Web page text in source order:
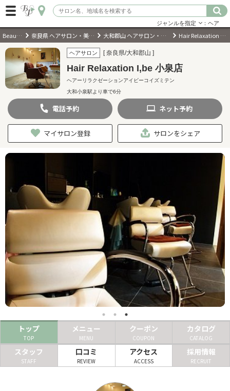
ログイン
会員登録（無料）
キーワード検索
ジャンルを選択
キーワードで検索
近くのサロンを探す
現在地から探す
ヘアサロン
ネイルサロン
まつげサロン
リラクゼーションサロン
美容クリニック
ジャンルを指定 ：ヘア
BeautyPark 奈良県 ヘアサロン・美容室・美容院 大和郡山 ヘアサロン・美容室・美容院 Hair Relaxation I,be 小泉店
ヘアサロン [ 奈良県/大和郡山 ]
Hair Relaxation I,be 小泉店
ヘアーリラクゼーションアイビーコイズミテン
大和小泉駅より車で6分
電話予約 ネット予約
マイサロン登録 サロンをシェア
トップ
TOP
メニュー
MENU
クーポン
COUPON
カタログ
CATALOG
スタッフ
STAFF
口コミ
REVIEW
アクセス
ACCESS
採用情報
RECRUIT